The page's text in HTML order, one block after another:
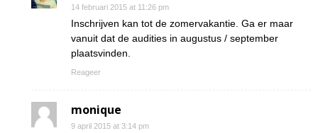
14 februari 2015 at 11:26 pm
Inschrijven kan tot de zomervakantie. Ga er maar
vanuit dat de audities in augustus / september
plaatsvinden.
Reageer
monique
9 april 2015 at 3:14 pm